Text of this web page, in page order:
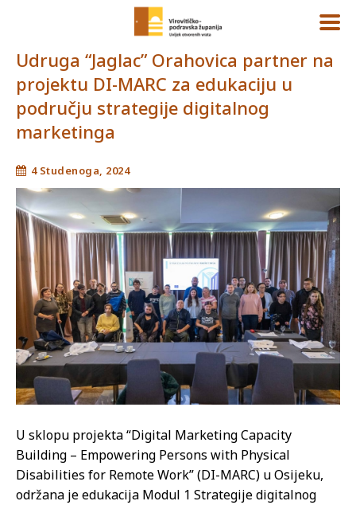
Udruga “Jaglac” Orahovica partner na
projektu DI-MARC za edukaciju u
području strategije digitalnog
marketinga
4 Studenoga, 2024
U sklopu projekta “Digital Marketing Capacity
Building – Empowering Persons with Physical
Disabilities for Remote Work” (DI-MARC) u Osijeku,
održana je edukacija Modul 1 Strategije digitalnog